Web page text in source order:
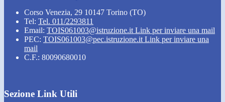
Corso Venezia, 29 10147 Torino (TO)
Tel: Tel. 011/2293811
Email: TOIS061003@istruzione.it Link per inviare una mail
PEC: TOIS061003@pec.istruzione.it Link per inviare una
mail
C.F.: 80090680010
Sezione Link Utili